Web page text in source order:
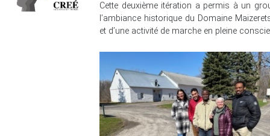
Cette deuxième itération a permis à un
l’ambiance historique du Domaine
et d’une activité de marche en pleine